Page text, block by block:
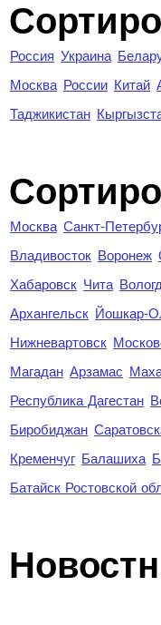
Россия Украина
Москва России Китай
Таджикистан
Москва Санкт-
Владивосток Воронеж
Хабаровск Чита
Архангельск Йошкар-
Нижневартовск
Магадан Арзамас
Республика Дагестан
Биробиджан
Кременчуг Балашиха
Батайск Ростовской